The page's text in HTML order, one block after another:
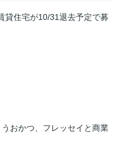
貸住宅が10/31退去予定で募
おかつ、フレッセイと商業